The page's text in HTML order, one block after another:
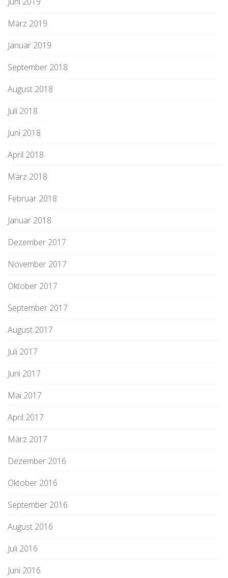
März 2019
Januar 2019
September 2018
August 2018
Juli 2018
Juni 2018
April 2018
März 2018
Februar 2018
Januar 2018
Dezember 2017
November 2017
Oktober 2017
September 2017
August 2017
Juli 2017
Juni 2017
Mai 2017
April 2017
März 2017
Dezember 2016
Oktober 2016
September 2016
August 2016
Juli 2016
Juni 2016